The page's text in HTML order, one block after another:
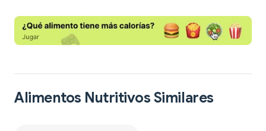
Alimentos Nutritivos Similares